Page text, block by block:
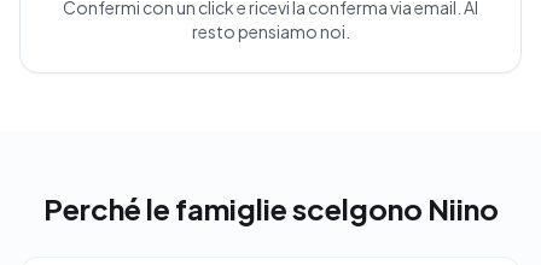
Confermi con un click e ricevi la conferma via email. Al
resto pensiamo noi.
Perché le famiglie scelgono Niino